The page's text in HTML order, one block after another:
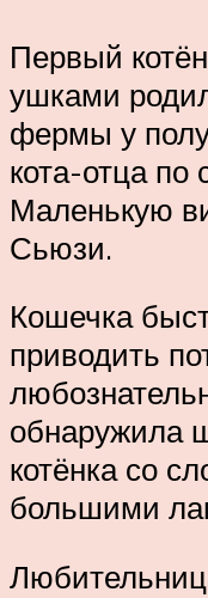
Первый
ушками
фермы у
кота-отца по
Маленькую
Сьюзи.
Кошечка
приводить
обнаружила
котёнка со
большими